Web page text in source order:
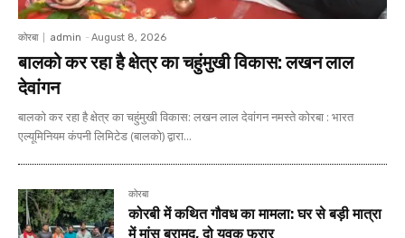
कोरबा admin - August 8, 2026
बालको कर रहा है क्षेत्र का चहुंमुखी विकास: लखन लाल
देवांगन
बालको कर रहा है क्षेत्र का चहुंमुखी विकास: लखन लाल देवांगन नमस्ते कोरबा : भारत
एल्यूमिनियम कंपनी लिमिटेड (बालको) द्वारा...
कोरबा
कोरबी में कथित गौवध का मामला: घर से बड़ी मात्रा
में मांस बरामद, दो युवक फरार